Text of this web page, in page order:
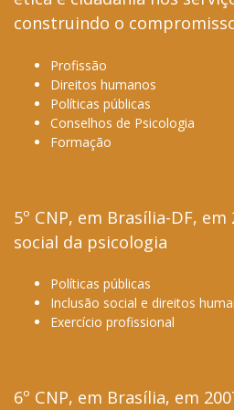
construindo o
Profissão
Direitos humanos
Políticas públicas
Conselhos de Psicologia
Formação
5º CNP, em Brasília-DF,
social da psicologia
Políticas públicas
Inclusão social e direitos
Exercício profissional
6º CNP, em Brasília, em